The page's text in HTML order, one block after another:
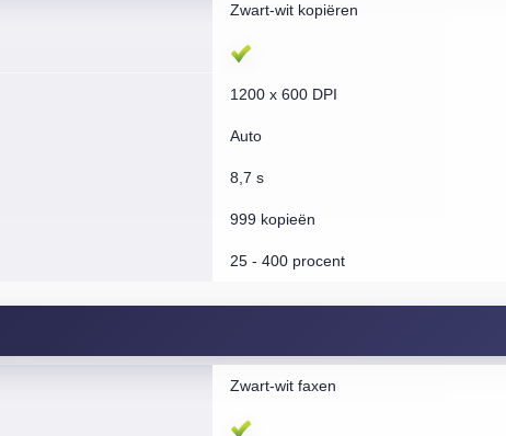
Zwart-wit kopiëren
1200 x 600 DPI
Auto
8,7 s
999 kopieën
25 - 400 procent
Zwart-wit faxen